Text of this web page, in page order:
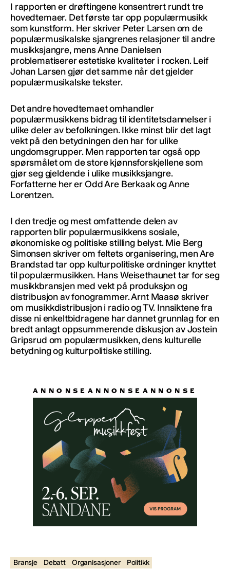
I rapporten er drøftingene konsentrert rundt tre
hovedtemaer. Det første tar opp populærmusikk
som kunstform. Her skriver Peter Larsen om de
populærmusikalske sjangrenes relasjoner til andre
musikksjangre, mens Anne Danielsen
problematiserer estetiske kvaliteter i rocken. Leif
Johan Larsen gjør det samme når det gjelder
populærmusikalske tekster.
Det andre hovedtemaet omhandler
populærmusikkens bidrag til identitetsdannelser i
ulike deler av befolkningen. Ikke minst blir det lagt
vekt på den betydningen den har for ulike
ungdomsgrupper. Men rapporten tar også opp
spørsmålet om de store kjønnsforskjellene som
gjør seg gjeldende i ulike musikksjangre.
Forfatterne her er Odd Are Berkaak og Anne
Lorentzen.
I den tredje og mest omfattende delen av
rapporten blir populærmusikkens sosiale,
økonomiske og politiske stilling belyst. Mie Berg
Simonsen skriver om feltets organisering, men Are
Brandstad tar opp kulturpolitiske ordninger knyttet
til populærmusikken. Hans Weisethaunet tar for seg
musikkbransjen med vekt på produksjon og
distribusjon av fonogrammer. Arnt Maasø skriver
om musikkdistribusjon i radio og TV. Innsiktene fra
disse ni enkeltbidragene har dannet grunnlag for en
bredt anlagt oppsummerende diskusjon av Jostein
Gripsrud om populærmusikken, dens kulturelle
betydning og kulturpolitiske stilling.
Bransje Debatt Organisasjoner Politikk